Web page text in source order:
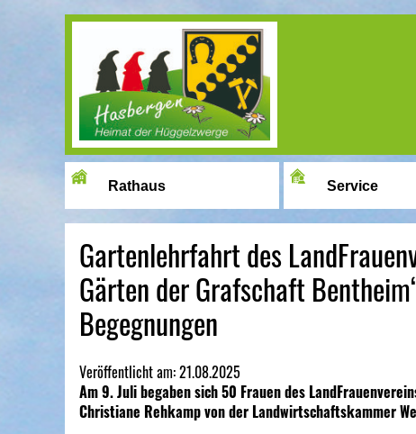
Rathaus Service
Gartenlehrfahrt des
Gärten der Grafschaft
Begegnungen
Veröffentlicht am:21.08.2025
Am 9. Juli begaben sich 50 Frauen des
Christiane Rehkamp von der Landwirtschaftskammer